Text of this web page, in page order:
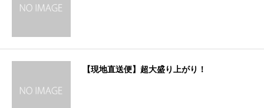
【現地直送便】超大盛り上がり！